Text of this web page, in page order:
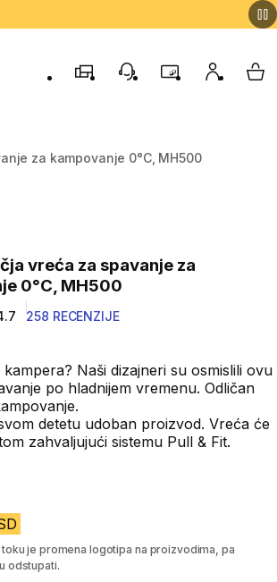
ProdavniceKorisnička podrška
ProgramMoj nalogMy
za kampovanje 0°C, MH500
0°C, MH500
from 258 Recenzije
258 RECENZIJE
kampera? Naši dizajneri su osmislili ovu
po hladnijem vremenu. Odličan
detetu udoban proizvod. Vreća će
zahvaljujući sistemu Pull & Fit.
toku je promena logotipa na proizvodima, pa
odstupati.